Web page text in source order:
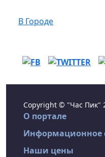
В Городе
Copyright © "Час Пик"
О портале
Информационное
Наши цены